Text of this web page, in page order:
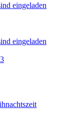
eingeladen
eingeladen